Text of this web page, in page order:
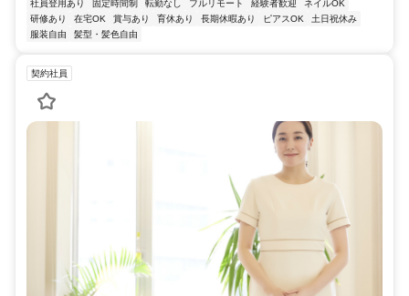
社員登用あり 固定時間制 転勤なし フルリモート 経験者歓迎
ネイルOK
研修あり
在宅OK 賞与あり 育休あり 長期休暇あり ピアスOK
土日祝休み
服装自由
髪型・髪色自由
契約社員